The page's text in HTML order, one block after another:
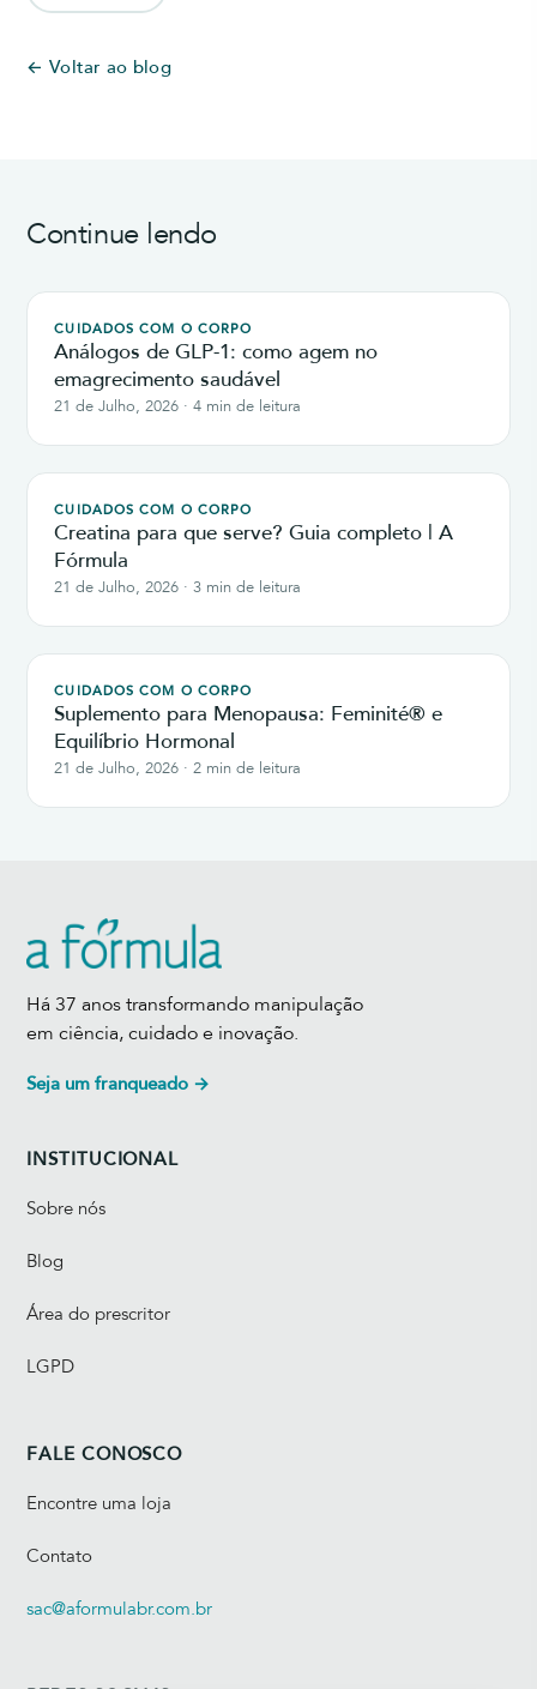
← Voltar ao blog
Continue lendo
CUIDADOS COM O CORPO
Análogos de GLP-1: como agem no
emagrecimento saudável
21 de Julho, 2026 · 4 min de leitura
CUIDADOS COM O CORPO
Creatina para que serve? Guia completo | A
Fórmula
21 de Julho, 2026 · 3 min de leitura
CUIDADOS COM O CORPO
Suplemento para Menopausa: Feminité® e
Equilíbrio Hormonal
21 de Julho, 2026 · 2 min de leitura
Há 37 anos transformando manipulação
em ciência, cuidado e inovação.
Seja um franqueado →
INSTITUCIONAL
Sobre nós
Blog
Área do prescritor
LGPD
FALE CONOSCO
Encontre uma loja
Contato
sac@aformulabr.com.br